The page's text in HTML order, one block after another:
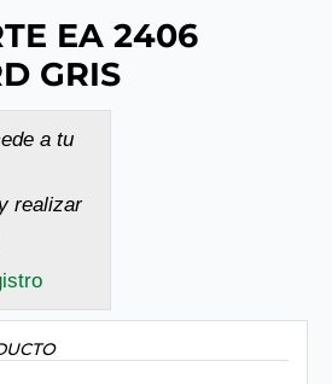
EA 2406
GRIS
a tu
realizar